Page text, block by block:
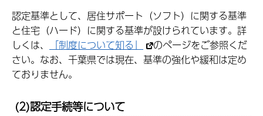
認定基準として、居住サポート（ソフト）に関する基準
と住宅（ハード）に関する基準が設けられています。詳
しくは、
「制度について知る」
のページをご参照くだ
さい。なお、千葉県では現在、基準の強化や緩和は定め
ておりません。
(2)認定手続等について